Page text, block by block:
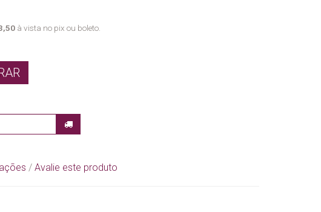
à vista no pix ou boleto.
/ Avalie este produto